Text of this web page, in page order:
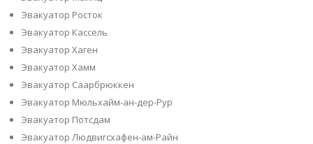
Эвакуатор Росток
Эвакуатор Кассель
Эвакуатор Хаген
Эвакуатор Хамм
Эвакуатор Саарбрюккен
Эвакуатор Мюльхайм-ан-дер-Рур
Эвакуатор Потсдам
Эвакуатор Людвигсхафен-ам-Райн